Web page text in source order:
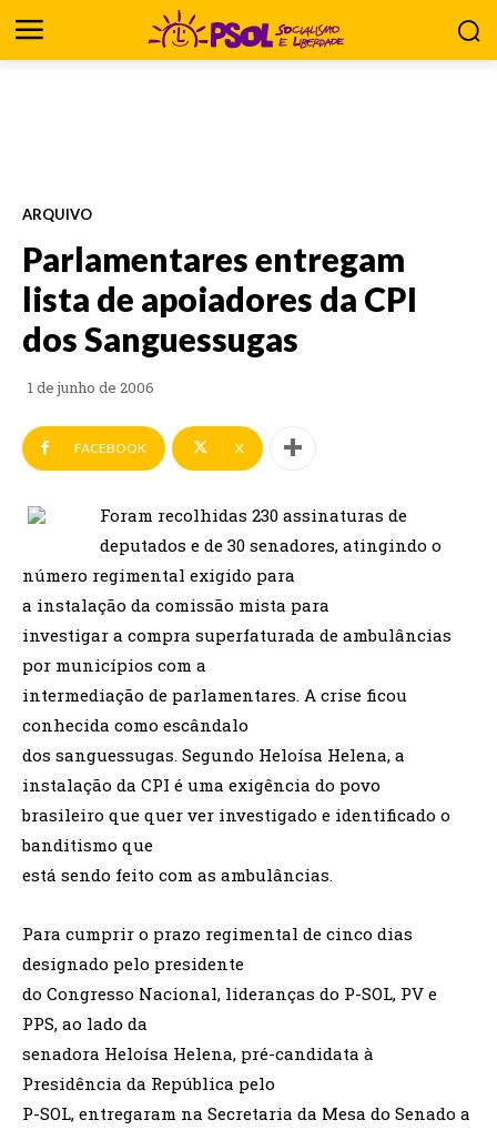
ARQUIVO
Parlamentares entregam
lista de apoiadores da CPI
dos Sanguessugas
1 de junho de 2006
FACEBOOK X
Foram recolhidas 230 assinaturas de
deputados e de 30 senadores, atingindo o
número regimental exigido para
a instalação da comissão mista para
investigar a compra superfaturada de ambulâncias
por municípios com a
intermediação de parlamentares. A crise ficou
conhecida como escândalo
dos sanguessugas. Segundo Heloísa Helena, a
instalação da CPI é uma exigência do povo
brasileiro que quer ver investigado e identificado o
banditismo que
está sendo feito com as ambulâncias.
Para cumprir o prazo regimental de cinco dias
designado pelo presidente
do Congresso Nacional, lideranças do P-SOL, PV e
PPS, ao lado da
senadora Heloísa Helena, pré-candidata à
Presidência da República pelo
P-SOL, entregaram na Secretaria da Mesa do Senado a